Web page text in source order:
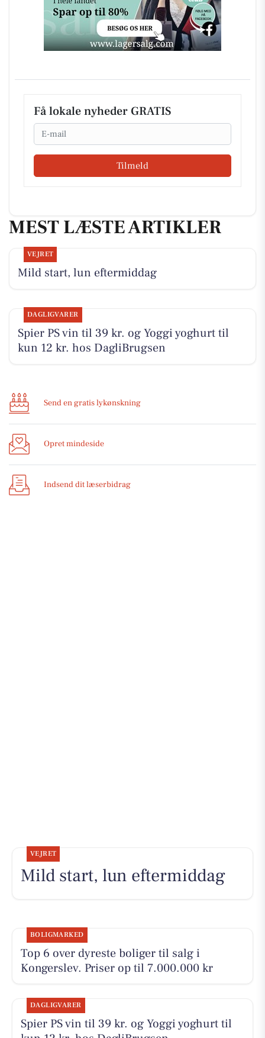
Få lokale nyheder GRATIS
Email
Tilmeld
MEST LÆSTE ARTIKLER
VEJRET
Mild start, lun eftermiddag
DAGLIGVARER
Spier PS vin til 39 kr. og Yoggi yoghurt til
kun 12 kr. hos DagliBrugsen
Send en gratis lykønskning
Opret mindeside
Indsend dit læserbidrag
VEJRET
Mild start, lun eftermiddag
BOLIGMARKED
Top 6 over dyreste boliger til salg i
Kongerslev. Priser op til 7.000.000 kr
DAGLIGVARER
Spier PS vin til 39 kr. og Yoggi yoghurt til